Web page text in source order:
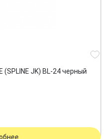
(SPLINE JK) BL-24 черный